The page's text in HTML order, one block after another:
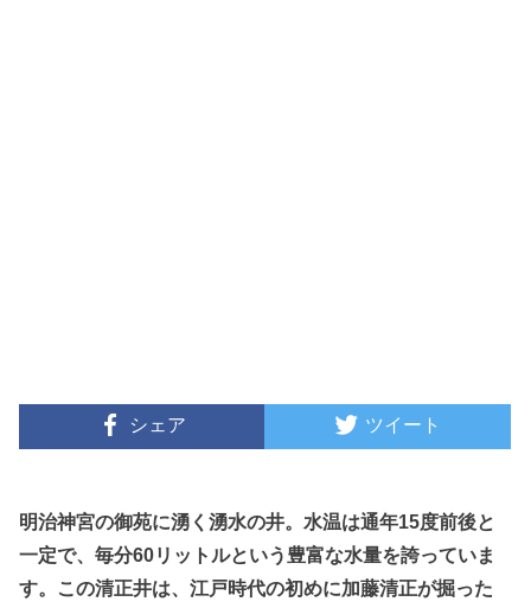
シェア ツイート
明治神宮の御苑に湧く湧水の井。水温は通年15度前後と
一定で、毎分60リットルという豊富な水量を誇っていま
す。この清正井は、江戸時代の初めに加藤清正が掘った